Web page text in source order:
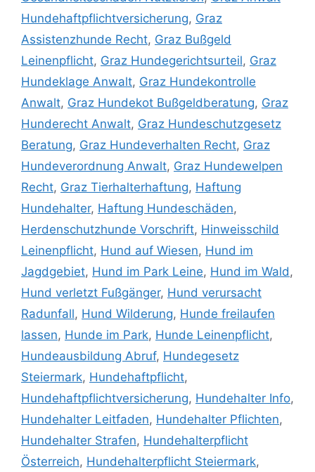
Hundehaftpflichtversicherung, Graz
Assistenzhunde Recht, Graz Bußgeld
Leinenpflicht, Graz Hundegerichtsurteil, Graz
Hundeklage Anwalt, Graz Hundekontrolle
Anwalt, Graz Hundekot Bußgeldberatung, Graz
Hunderecht Anwalt, Graz Hundeschutzgesetz
Beratung, Graz Hundeverhalten Recht, Graz
Hundeverordnung Anwalt, Graz Hundewelpen
Recht, Graz Tierhalterhaftung, Haftung
Hundehalter, Haftung Hundeschäden,
Herdenschutzhunde Vorschrift, Hinweisschild
Leinenpflicht, Hund auf Wiesen, Hund im
Jagdgebiet, Hund im Park Leine, Hund im Wald,
Hund verletzt Fußgänger, Hund verursacht
Radunfall, Hund Wilderung, Hunde freilaufen
lassen, Hunde im Park, Hunde Leinenpflicht,
Hundeausbildung Abruf, Hundegesetz
Steiermark, Hundehaftpflicht,
Hundehaftpflichtversicherung, Hundehalter Info,
Hundehalter Leitfaden, Hundehalter Pflichten,
Hundehalter Strafen, Hundehalterpflicht
Österreich, Hundehalterpflicht Steiermark,